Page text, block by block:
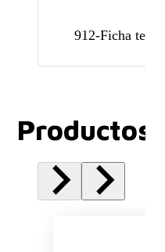
912-Ficha
Productos